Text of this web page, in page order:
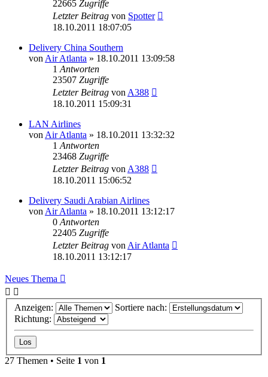
22665 Zugriffe
Letzter Beitrag von Spotter
18.10.2011 18:07:05
Delivery China Southern
von Air Atlanta » 18.10.2011 13:09:58
1 Antworten
23507 Zugriffe
Letzter Beitrag von A388
18.10.2011 15:09:31
LAN Airlines
von Air Atlanta » 18.10.2011 13:32:32
1 Antworten
23468 Zugriffe
Letzter Beitrag von A388
18.10.2011 15:06:52
Delivery Saudi Arabian Airlines
von Air Atlanta » 18.10.2011 13:12:17
0 Antworten
22405 Zugriffe
Letzter Beitrag von Air Atlanta
18.10.2011 13:12:17
Neues Thema
Anzeigen:
Sortiere nach:
Richtung:
27 Themen • Seite 1 von 1